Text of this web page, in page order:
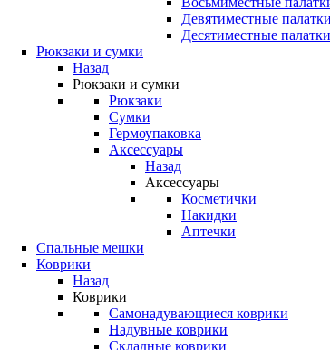
Девятиместные палатки
Десятиместные палатки
Рюкзаки и сумки
Назад
Рюкзаки и сумки
Рюкзаки
Сумки
Гермоупаковка
Аксессуары
Назад
Аксессуары
Косметички
Накидки
Аптечки
Спальные мешки
Коврики
Назад
Коврики
Самонадувающиеся коврики
Надувные коврики
Складные коврики